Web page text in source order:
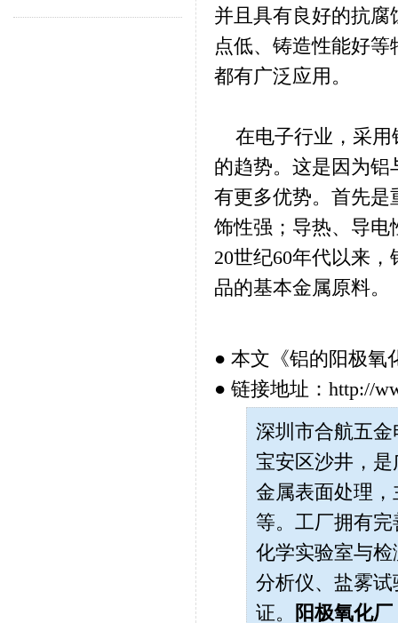
并且具有良好的抗
点低、铸造性能好
都有广泛应用。
在电子行业，采用
的趋势。这是因为
有更多优势。首先是
饰性强；导热、导电
20世纪60年代以来
品的基本金属原料。
● 本文《铝的阳极氧
● 链接地址：http://
深圳市合航五金
宝安区沙井，
金属表面处理
等。工厂拥有
化学实验室与检
分析仪、盐雾
证。
阳极氧化厂